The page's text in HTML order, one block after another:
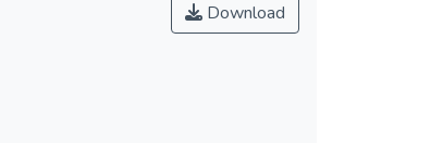
Download